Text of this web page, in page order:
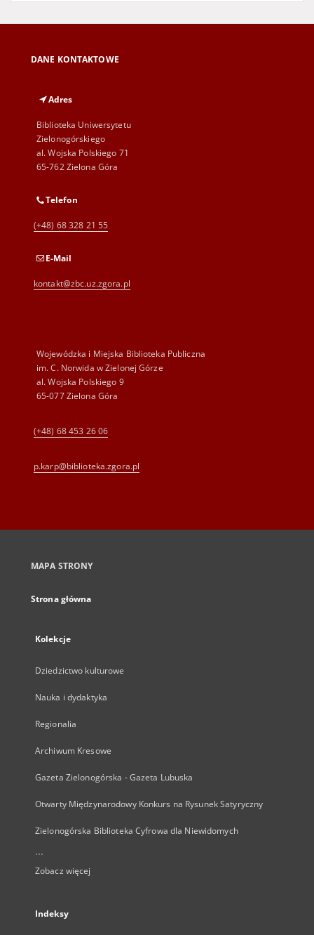
DANE KONTAKTOWE
Adres
Biblioteka Uniwersytetu
Zielonogórskiego
al. Wojska Polskiego 71
65-762 Zielona Góra
Telefon
(+48) 68 328 21 55
E-Mail
kontakt@zbc.uz.zgora.pl
Wojewódzka i Miejska Biblioteka Publiczna
im. C. Norwida w Zielonej Górze
al. Wojska Polskiego 9
65-077 Zielona Góra
(+48) 68 453 26 06
p.karp@biblioteka.zgora.pl
MAPA STRONY
Strona główna
Kolekcje
Dziedzictwo kulturowe
Nauka i dydaktyka
Regionalia
Archiwum Kresowe
Gazeta Zielonogórska - Gazeta Lubuska
Otwarty Międzynarodowy Konkurs na Rysunek Satyryczny
Zielonogórska Biblioteka Cyfrowa dla Niewidomych
...
Zobacz więcej
Indeksy